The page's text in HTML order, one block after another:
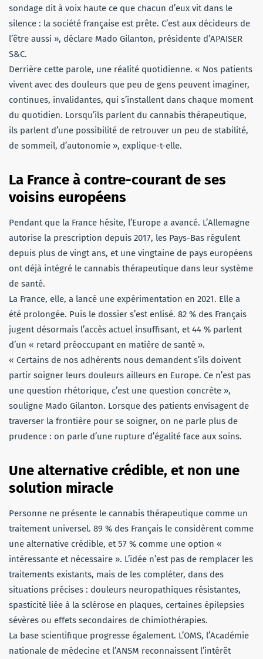
sondage dit à voix haute ce que chacun d’eux vit dans le
silence : la société française est prête. C’est aux décideurs de
l’être aussi », déclare Mado Gilanton, présidente d’APAISER
S&C.
Derrière cette parole, une réalité quotidienne. « Nos patients
vivent avec des douleurs que peu de gens peuvent imaginer,
continues, invalidantes, qui s’installent dans chaque moment
du quotidien. Lorsqu’ils parlent du cannabis thérapeutique,
ils parlent d’une possibilité de retrouver un peu de stabilité,
de sommeil, d’autonomie », explique-t-elle.
La France à contre-courant de ses
voisins européens
Pendant que la France hésite, l’Europe a avancé. L’Allemagne
autorise la prescription depuis 2017, les Pays-Bas régulent
depuis plus de vingt ans, et une vingtaine de pays européens
ont déjà intégré le cannabis thérapeutique dans leur système
de santé.
La France, elle, a lancé une expérimentation en 2021. Elle a
été prolongée. Puis le dossier s’est enlisé. 82 % des Français
jugent désormais l’accès actuel insuffisant, et 44 % parlent
d’un « retard préoccupant en matière de santé ».
« Certains de nos adhérents nous demandent s’ils doivent
partir soigner leurs douleurs ailleurs en Europe. Ce n’est pas
une question rhétorique, c’est une question concrète »,
souligne Mado Gilanton. Lorsque des patients envisagent de
traverser la frontière pour se soigner, on ne parle plus de
prudence : on parle d’une rupture d’égalité face aux soins.
Une alternative crédible, et non une
solution miracle
Personne ne présente le cannabis thérapeutique comme un
traitement universel. 89 % des Français le considèrent comme
une alternative crédible, et 57 % comme une option «
intéressante et nécessaire ». L’idée n’est pas de remplacer les
traitements existants, mais de les compléter, dans des
situations précises : douleurs neuropathiques résistantes,
spasticité liée à la sclérose en plaques, certaines épilepsies
sévères ou effets secondaires de chimiothérapies.
La base scientifique progresse également. L’OMS, l’Académie
nationale de médecine et l’ANSM reconnaissent l’intérêt